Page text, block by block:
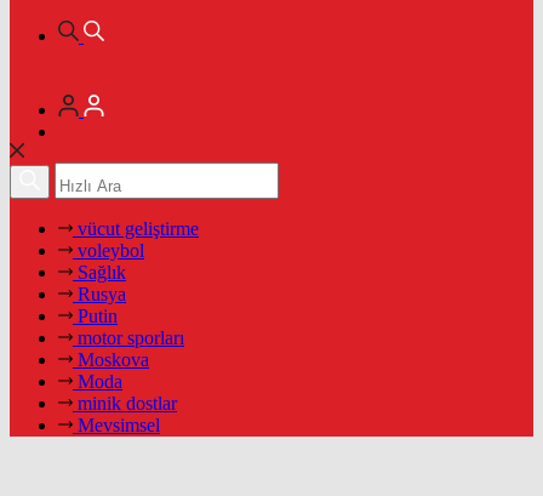
vücut geliştirme
voleybol
Sağlık
Rusya
Putin
motor sporları
Moskova
Moda
minik dostlar
Mevsimsel